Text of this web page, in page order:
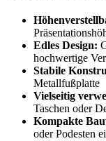
Edles Design:
hochwertige
Stabile
Metallfußplatte
Vielseitig
Taschen oder
Kompakte
oder Podesten